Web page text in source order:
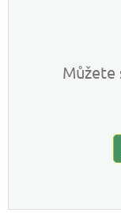
Můžete